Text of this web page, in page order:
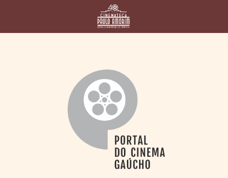
PAULO AMORIM
> HOMENAGEADOS
> ASSOCIAÇÃO DOS
> BIBLIOTECA
ROMEU GRIMALDI